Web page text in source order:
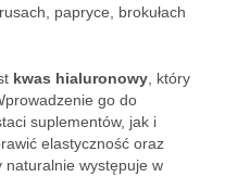
papryce, brokułach
kwas hialuronowy , który
go do
suplementów, jak i
elastyczność oraz
naturalnie występuje w